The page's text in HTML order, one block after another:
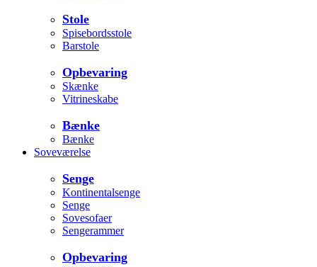
Stole
Spisebordsstole
Barstole
Opbevaring
Skænke
Vitrineskabe
Bænke
Bænke
Soveværelse
Senge
Kontinentalsenge
Senge
Sovesofaer
Sengerammer
Opbevaring